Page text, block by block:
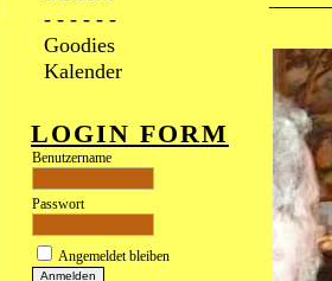
- - - - - -
Goodies
Kalender
LOGIN FORM
Benutzername
Passwort
Angemeldet bleiben